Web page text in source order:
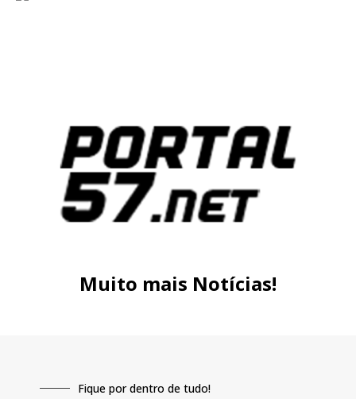
Muito mais Notícias!
Fique por dentro de tudo!